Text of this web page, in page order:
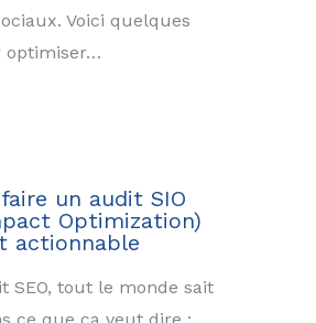
Voici quelques
optimiser…
un audit SIO
Optimization)
actionnable
SEO, tout le monde sait